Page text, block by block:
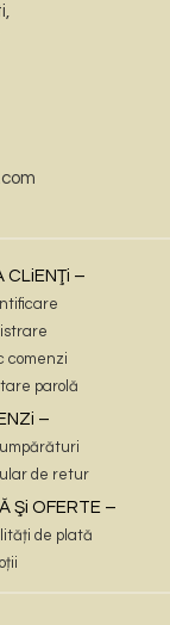
CLiENŢi –
comenzi
parolă
–
de retur
Şi OFERTE –
de plată